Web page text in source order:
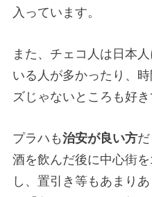
入っています。
また、チェコ人は日本
いる人が多かったり、
ズじゃないところも好き
プラハも治安が良い方
酒を飲んだ後に中心街
し、置引き等もあまり